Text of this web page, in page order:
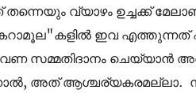
വ്യാഴം ഉച്ചക്ക്
ഇവ
തവണ സമ്മതിദാനം
അത് ആശ്ചര്യകരമല്ലാ.